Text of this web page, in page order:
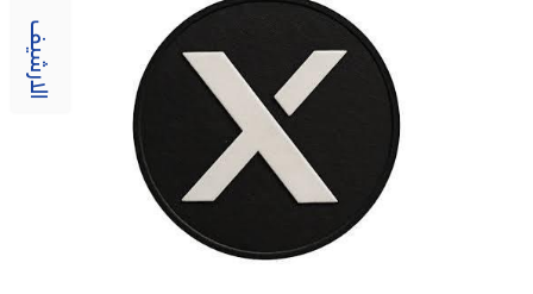
الارشيف